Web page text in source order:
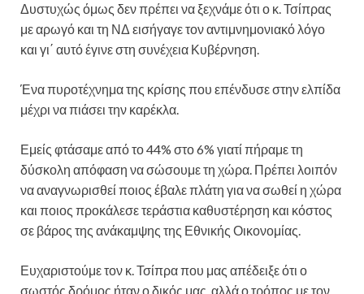
Δυστυχώς όμως δεν πρέπει να ξεχνάμε ότι ο κ. Τσίπρας
με αρωγό και τη ΝΔ εισήγαγε τον αντιμνημονιακό λόγο
και γι΄ αυτό έγινε στη συνέχεια Κυβέρνηση.
Ένα πυροτέχνημα της κρίσης που επένδυσε στην ελπίδα
μέχρι να πιάσει την καρέκλα.
Εμείς φτάσαμε από το 44% στο 6% γιατί πήραμε τη
δύσκολη απόφαση να σώσουμε τη χώρα. Πρέπει λοιπόν
να αναγνωρισθεί ποιος έβαλε πλάτη για να σωθεί η χώρα
και ποιος προκάλεσε τεράστια καθυστέρηση και κόστος
σε βάρος της ανάκαμψης της Εθνικής Οικονομίας.
Ευχαριστούμε τον κ. Τσίπρα που μας απέδειξε ότι ο
σωστός δρόμος ήταν ο δικός μας, αλλά ο τρόπος με τον